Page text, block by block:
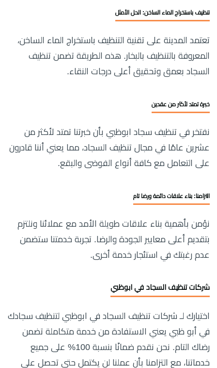
تنظيف باستخراج الماء الساخن: الحل الأمثل
تعتمد المدينة على تقنية التنظيف باستخراج الماء الساخن،
المعروفة بالتنظيف بالبخار. هذه الطريقة تضمن تنظيف
السجاد بعمق وتحقيق أعلى درجات النقاء.
خبرة تمتد لأكثر من عقدين
نفتخر في تنظيف سجاد ابوظبي بأن خبرتنا تمتد لأكثر من
عشرين عامًا في مجال تنظيف السجاد، مما يعني أننا قادرون
على التعامل مع كافة أنواع الفوضى والبقع.
التزامنا: بناء علاقات دائمة ورضا تام
نؤمن بأهمية بناء علاقات طويلة الأمد مع عملائنا ونلتزم
بتقديم أعلى معايير الجودة والرضا. تجربة خدمتنا ستضمن
عدم رغبتك في استئجار خدمة أخرى.
شركات تنظيف السجاد في ابوظبي
اختيارك لـ شركات تنظيف السجاد في ابوظبي لتنظيف سجادك
في أبو ظبي يعني الاستفادة من خدمة متكاملة تضمن
رضاك التام. نحن نقدم ضمانًا بنسبة 100% على جميع
خدماتنا، مع التزامنا بأن عملنا لن يكتمل حتى تحصل على